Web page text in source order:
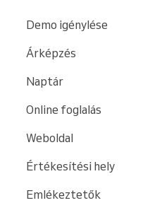
Demo igénylése
Árképzés
Naptár
Online foglalás
Weboldal
Értékesítési hely
Emlékeztetők